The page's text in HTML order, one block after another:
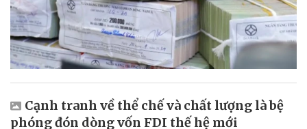
Cạnh tranh về thể chế và chất lượng là bệ
phóng đón dòng vốn FDI thế hệ mới